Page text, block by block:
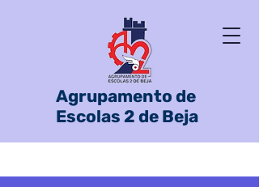
Agrupamento de
Escolas 2 de Beja